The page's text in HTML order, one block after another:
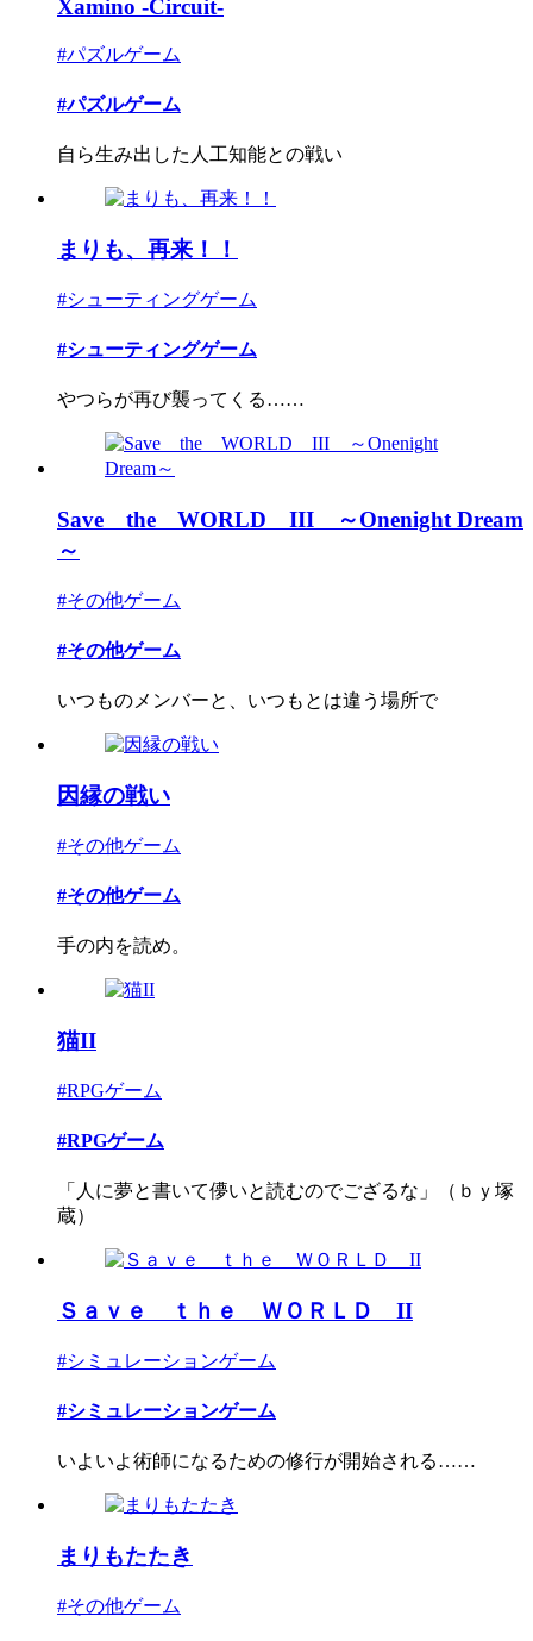
Xamino -Circuit-
#パズルゲーム
#パズルゲーム
自ら生み出した人工知能との戦い
まりも、再来！！
#シューティングゲーム
#シューティングゲーム
やつらが再び襲ってくる……
Save the WORLD III ～Onenight Dream
～
#その他ゲーム
#その他ゲーム
いつものメンバーと、いつもとは違う場所で
因縁の戦い
#その他ゲーム
#その他ゲーム
手の内を読め。
猫II
#RPGゲーム
#RPGゲーム
「人に夢と書いて儚いと読むのでござるな」（ｂｙ塚
蔵）
Ｓａｖｅ ｔｈｅ ＷＯＲＬＤ II
#シミュレーションゲーム
#シミュレーションゲーム
いよいよ術師になるための修行が開始される……
まりもたたき
#その他ゲーム